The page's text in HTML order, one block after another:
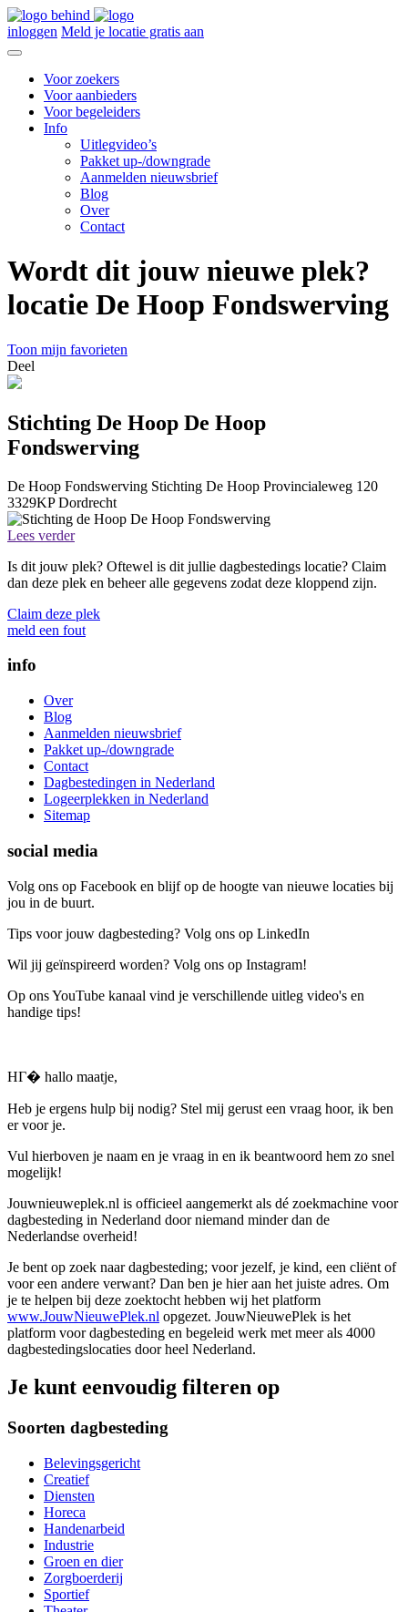
inloggen Meld je locatie gratis aan
Voor zoekers
Voor aanbieders
Voor begeleiders
Info
Uitlegvideo’s
Pakket up-/downgrade
Aanmelden nieuwsbrief
Blog
Over
Contact
Wordt dit jouw nieuwe plek?
locatie De Hoop Fondswerving
Toon mijn favorieten
Deel
Stichting De Hoop De Hoop
Fondswerving
De Hoop Fondswerving Stichting De Hoop Provincialeweg 120
3329KP Dordrecht
Lees verder
Is dit jouw plek? Oftewel is dit jullie dagbestedings locatie? Claim
dan deze plek en beheer alle gegevens zodat deze kloppend zijn.
Claim deze plek
meld een fout
info
Over
Blog
Aanmelden nieuwsbrief
Pakket up-/downgrade
Contact
Dagbestedingen in Nederland
Logeerplekken in Nederland
Sitemap
social media
Volg ons op Facebook en blijf op de hoogte van nieuwe locaties bij
jou in de buurt.
Tips voor jouw dagbesteding? Volg ons op LinkedIn
Wil jij geïnspireerd worden? Volg ons op Instagram!
Op ons YouTube kanaal vind je verschillende uitleg video's en
handige tips!
HГ� hallo maatje,
Heb je ergens hulp bij nodig? Stel mij gerust een vraag hoor, ik ben
er voor je.
Vul hierboven je naam en je vraag in en ik beantwoord hem zo snel
mogelijk!
Jouwnieuweplek.nl is officieel aangemerkt als dé zoekmachine voor
dagbesteding in Nederland door niemand minder dan de
Nederlandse overheid!
Je bent op zoek naar dagbesteding; voor jezelf, je kind, een cliënt of
voor een andere verwant? Dan ben je hier aan het juiste adres. Om
je te helpen bij deze zoektocht hebben wij het platform
www.JouwNieuwePlek.nl opgezet. JouwNieuwePlek is het
platform voor dagbesteding en begeleid werk met meer als 4000
dagbestedingslocaties door heel Nederland.
Je kunt eenvoudig filteren op
Soorten dagbesteding
Belevingsgericht
Creatief
Diensten
Horeca
Handenarbeid
Industrie
Groen en dier
Zorgboerderij
Sportief